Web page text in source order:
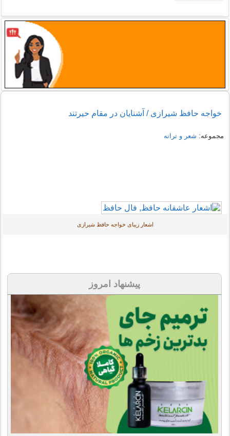
خواجه حافظ شیرازی / آشنایان در مقام حیرتند
مجموعه: شعر و ترانه
اشعار زیبای خواجه حافظ شیرازی
پیشنهاد امروز